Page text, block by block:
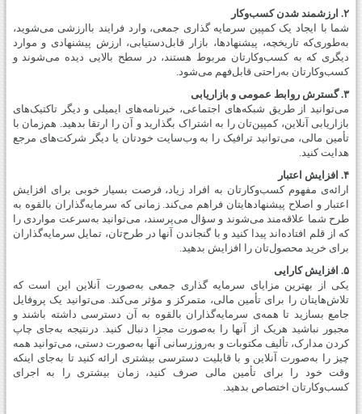
۲. ارزشمند شدن کسب‌وکار
شما با ایجاد یک کمپین سرمایه گذاری جمعی، وارد فرایند باارزشی می‌شوید،
به‌طوری‌که تاریخچه‌، پیشنهادها، بازار قابل‌دستیابی، ارزش پیشنهادی و موارد
دیگری که به کسب‌وکارتان مربوط هستند، در سطح بالایی دیده می‌شوند و
کسب‌وکارتان به‌راحتی قابل‌فهم می‌شود.
۳. گسترش روابط عمومی و بازاریابی
می‌توانید از طریق شبکه‌های اجتماعی، خبرنامه‌های ایمیلی و دیگر تاکتیک‌های
بازاریابی آنلاین، کمپین‌تان را به اشتراک بگذارید و آن را ارتقا بدهید. هم‌زمان با
تأمین مالی، می‌توانید ترافیک را به وب‌سایت خودتان یا دیگر شرکت‌های مرجع
هدایت کنید.
۴. افزایش اعتبار
ارائه‌ی مفهوم کسب‌وکارتان به افراد زیاد، فرصت بسیار خوبی برای افزایش
اعتبار و اصلاح پیشنهادهایتان فراهم می‌کند. زمانی که سرمایه‌گذاران بالقوه به
طرح شما علاقه‌مند می‌شوند و سؤال می‌پرسند، می‌توانید به‌سرعت مواردی را
که از قلم افتاده‌اند پیدا کنید و با گنجاندن آنها در طرح‌تان، تمایل سرمایه‌گذاران
برای خرید محصول‌تان را افزایش بدهید.
۵. افزایش کارایی
یکی از بهترین مزایای سرمایه گذاری جمعی به‌صورت آنلاین این است که
تلاش‌هایتان را برای تأمین مالی، متمرکز و مؤثر می‌کند. می‌توانید یک پروفایل
جامع بسازید تا همه‌ی سرمایه‌گذاران بالقوه به آن دسترسی داشته باشند و
مجبور نباشید هریک از آنها را به‌صورت مجزا دنبال کنید. درنتیجه به‌جای چاپ
کردن مدارک، تألیف مکتوبات و به‌روز‌رسانی آنها به‌صورت دستی، می‌توانید همه‌
چیز را به‌صورت آنلاین و با قابلیت دسترسی بیشتری ارائه کنید تا به‌جای اینکه
وقت خود را برای تأمین مالی صرف کنید، زمان بیشتری را به اجرای
کسب‌وکارتان اختصاص بدهید.